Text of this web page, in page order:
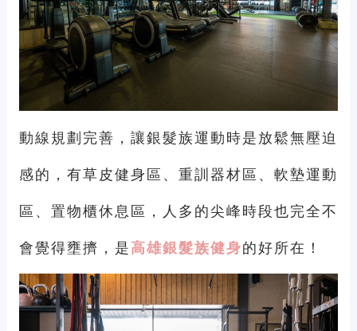
動線規劃完善，讓銀髮族運動時是放鬆無壓迫
感的，有草皮健身區、重訓器材區、軟墊運動
區、置物櫃休息區，人多的尖峰時段也完全不
會覺得壅擠，是高雄銀髮族健身的好所在！